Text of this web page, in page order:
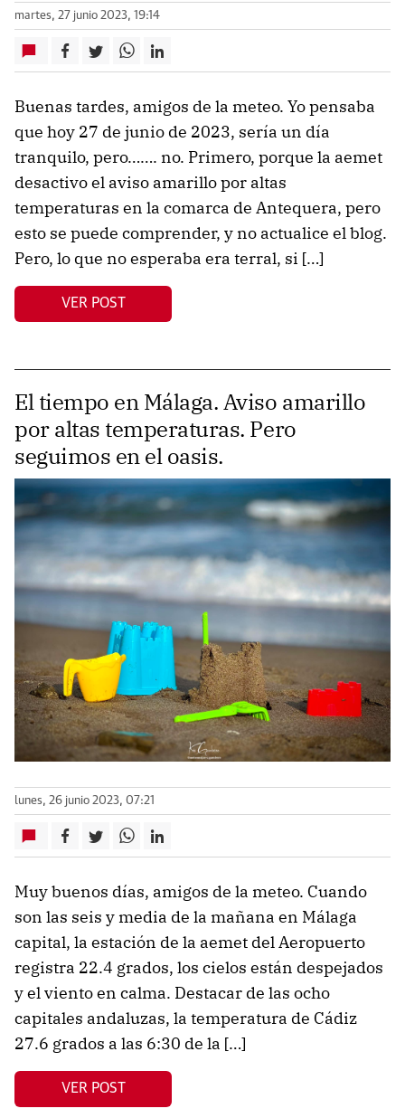
martes, 27 junio 2023, 19:14
Buenas tardes, amigos de la meteo. Yo pensaba
que hoy 27 de junio de 2023, sería un día
tranquilo, pero……. no. Primero, porque la aemet
desactivo el aviso amarillo por altas
temperaturas en la comarca de Antequera, pero
esto se puede comprender, y no actualice el blog.
Pero, lo que no esperaba era terral, si […]
VER POST
El tiempo en Málaga. Aviso amarillo
por altas temperaturas. Pero
seguimos en el oasis.
lunes, 26 junio 2023, 07:21
Muy buenos días, amigos de la meteo. Cuando
son las seis y media de la mañana en Málaga
capital, la estación de la aemet del Aeropuerto
registra 22.4 grados, los cielos están despejados
y el viento en calma. Destacar de las ocho
capitales andaluzas, la temperatura de Cádiz
27.6 grados a las 6:30 de la […]
VER POST